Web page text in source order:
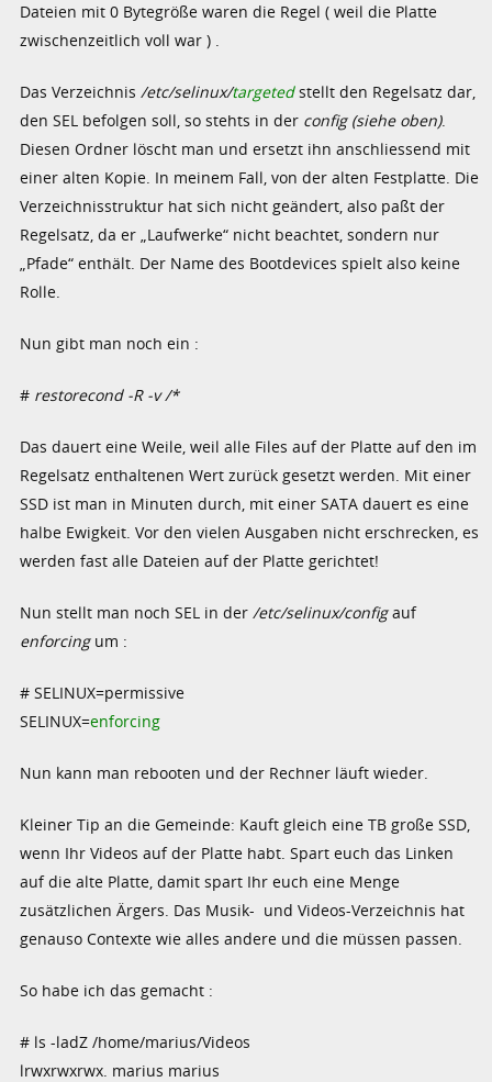
Dateien mit 0 Bytegröße waren die Regel ( weil die Platte
zwischenzeitlich voll war ) .
Das Verzeichnis /etc/selinux/targetedstellt den Regelsatz dar,
den SEL befolgen soll, so stehts in der config (siehe oben).
Diesen Ordner löscht man und ersetzt ihn anschliessend mit
einer alten Kopie. In meinem Fall, von der alten Festplatte. Die
Verzeichnisstruktur hat sich nicht geändert, also paßt der
Regelsatz, da er „Laufwerke“ nicht beachtet, sondern nur
„Pfade“ enthält. Der Name des Bootdevices spielt also keine
Rolle.
Nun gibt man noch ein :
# restorecond -R -v /*
Das dauert eine Weile, weil alle Files auf der Platte auf den im
Regelsatz enthaltenen Wert zurück gesetzt werden. Mit einer
SSD ist man in Minuten durch, mit einer SATA dauert es eine
halbe Ewigkeit. Vor den vielen Ausgaben nicht erschrecken, es
werden fast alle Dateien auf der Platte gerichtet!
Nun stellt man noch SEL in der /etc/selinux/configauf
enforcingum :
# SELINUX=permissive
SELINUX=enforcing
Nun kann man rebooten und der Rechner läuft wieder.
Kleiner Tip an die Gemeinde: Kauft gleich eine TB große SSD,
wenn Ihr Videos auf der Platte habt. Spart euch das Linken
auf die alte Platte, damit spart Ihr euch eine Menge
zusätzlichen Ärgers. Das Musik- und Videos-Verzeichnis hat
genauso Contexte wie alles andere und die müssen passen.
So habe ich das gemacht :
# ls -ladZ /home/marius/Videos
lrwxrwxrwx. marius marius